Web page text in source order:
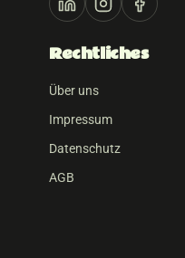
Rechtliches
Über uns
Impressum
Datenschutz
AGB